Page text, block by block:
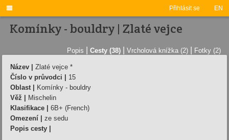
Přihlásit se EN

Komínky - bouldry | Zlaté vejce
Popis Cesty (38) Vrcholová knížka (2) Fotky (2)
Název |
Zlaté vejce *
Číslo v průvodci |
15
Oblast |
Komínky - bouldry
Věž |
Mischelin
Klasifikace |
6B+ (French)
Omezení |
ze sedu
Popis cesty |